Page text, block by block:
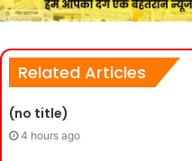
Related Articles
(no title)
4 hours ago